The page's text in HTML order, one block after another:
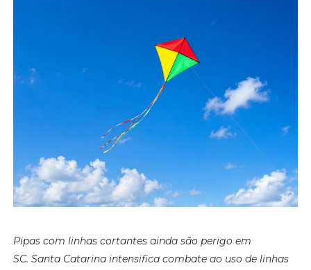
Pipas com linhas cortantes ainda são perigo em
SC. Santa Catarina intensifica combate ao uso de linhas